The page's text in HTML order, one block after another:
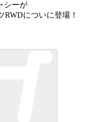
シーが
についに登場！